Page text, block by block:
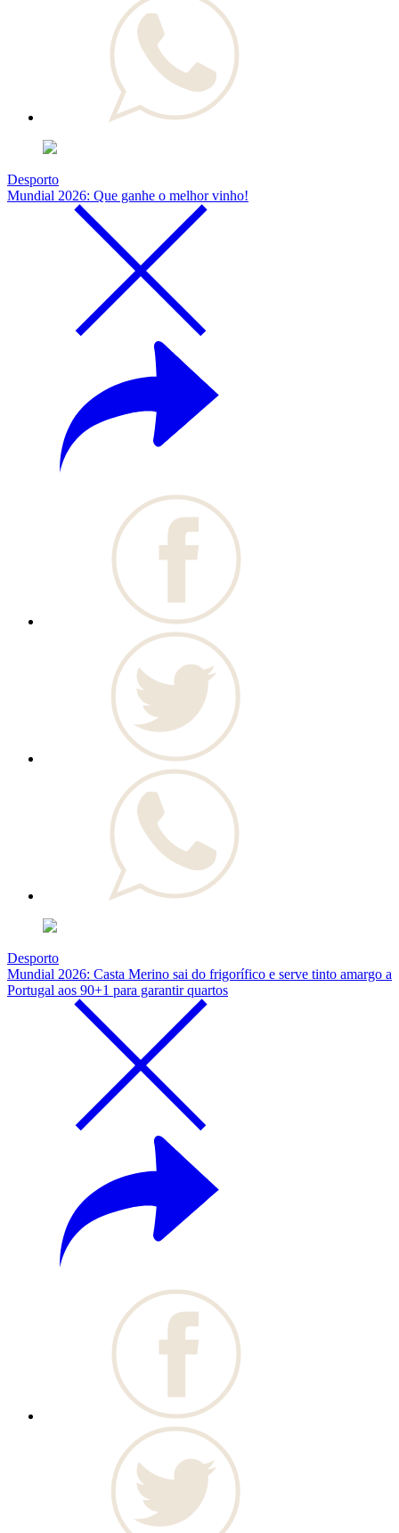
Desporto
Mundial 2026: Que ganhe o melhor vinho!
Desporto
Mundial 2026: Casta Merino sai do frigorífico e serve tinto amargo a
Portugal aos 90+1 para garantir quartos